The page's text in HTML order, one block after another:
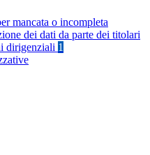
mancata o incompleta
dei dati da parte dei titolari
dirigenziali 1